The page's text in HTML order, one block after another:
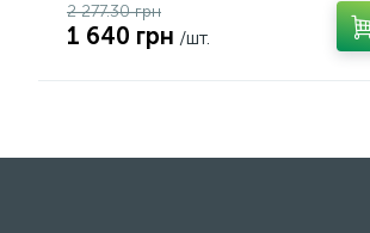
2 277.30 грн
1 640 грн /шт.